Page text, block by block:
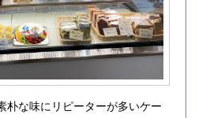
な味にリピーターが多いケー